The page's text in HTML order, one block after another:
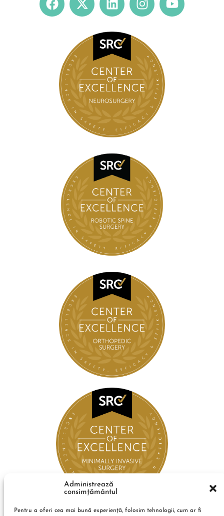
Administrează
consimțământul
Pentru a oferi cea mai bună experiență, folosim tehnologii, cum ar fi